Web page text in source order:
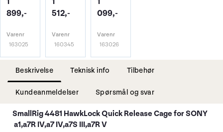
899,-
Varenr
163025
512,-
Varenr
160345
099,-
Varenr
163026
Beskrivelse Teknisk info Tilbehør
Kundeanmeldelser Spørsmål og svar
SmallRig 4481 HawkLock Quick Release Cage for SONY
a1,a7R IV,a7 IV,a7S III,a7R V